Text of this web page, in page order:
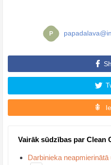
P
Vairāk sūdzības par Clean
Darbinieka